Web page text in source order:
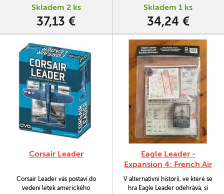
Skladem 2 ks
37,13 €
Skladem 1 ks
34,24 €
Corsair Leader
Corsair Leader vás postaví do
vedení letek amerického
Eagle Leader -
Expansion 4: French Air
Force
V alternativní historii, ve které se
hra Eagle Leader odehrává, si